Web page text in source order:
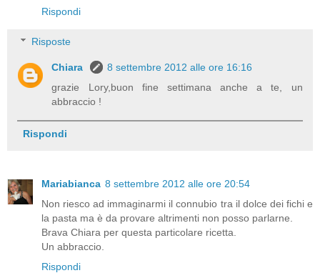
Rispondi
Risposte
Chiara
8 settembre 2012 alle ore 16:16
grazie Lory,buon fine settimana anche a te, un
abbraccio !
Rispondi
Mariabianca 8 settembre 2012 alle ore 20:54
Non riesco ad immaginarmi il connubio tra il dolce dei fichi e
la pasta ma è da provare altrimenti non posso parlarne.
Brava Chiara per questa particolare ricetta.
Un abbraccio.
Rispondi